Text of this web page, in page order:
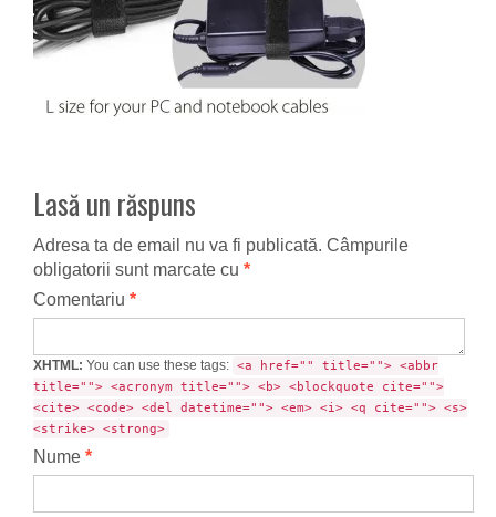
Lasă un răspuns
Adresa ta de email nu va fi publicată. Câmpurile
obligatorii sunt marcate cu *
Comentariu *
XHTML: You can use these tags: <a href="" title=""> <abbr
title=""> <acronym title=""> <b> <blockquote cite="">
<cite> <code> <del datetime=""> <em> <i> <q cite=""> <s>
<strike> <strong>
Nume *